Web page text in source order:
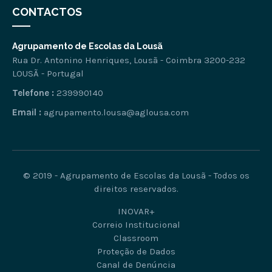
CONTACTOS
Agrupamento de Escolas da Lousã
Rua Dr. Antonino Henriques, Lousã - Coimbra 3200-232
LOUSÃ - Portugal
Telefone : 239990140
Email : agrupamento.lousa@aglousa.com
© 2019 - Agrupamento de Escolas da Lousã - Todos os
direitos reservados.
INOVAR+
Correio Institucional
Classroom
Proteção de Dados
Canal de Denúncia